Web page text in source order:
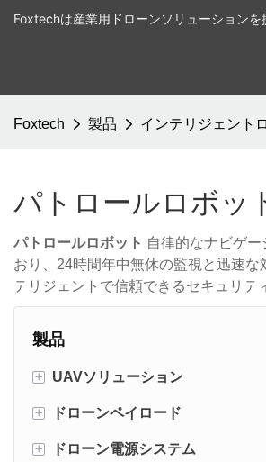
Foxtechは産業用ドローンソリューションを
Foxtech 製品 インテリジェント
パトロールロボッ
パトロールロボット 自律的なナビゲ
おり、24時間年中無休の監視と迅速
テリジェントで信頼できるセキュリテ
製品
+
UAVソリューション
産業UAV
アクセサリー
+ ドローンペイロード
DJIペイロード
+ ドローン電源システム